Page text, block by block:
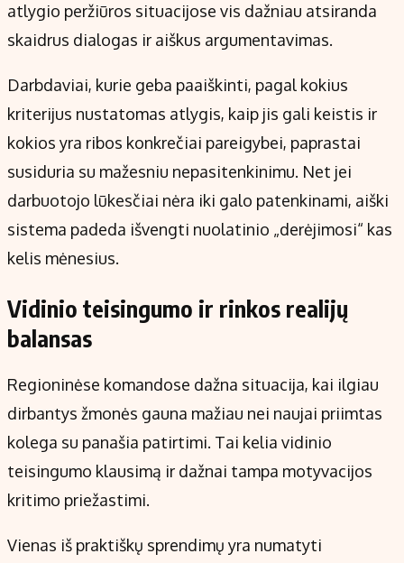
atlygio peržiūros situacijose vis dažniau atsiranda
skaidrus dialogas ir aiškus argumentavimas.
Darbdaviai, kurie geba paaiškinti, pagal kokius
kriterijus nustatomas atlygis, kaip jis gali keistis ir
kokios yra ribos konkrečiai pareigybei, paprastai
susiduria su mažesniu nepasitenkinimu. Net jei
darbuotojo lūkesčiai nėra iki galo patenkinami, aiški
sistema padeda išvengti nuolatinio „derėjimosi“ kas
kelis mėnesius.
Vidinio teisingumo ir rinkos realijų
balansas
Regioninėse komandose dažna situacija, kai ilgiau
dirbantys žmonės gauna mažiau nei naujai priimtas
kolega su panašia patirtimi. Tai kelia vidinio
teisingumo klausimą ir dažnai tampa motyvacijos
kritimo priežastimi.
Vienas iš praktiškų sprendimų yra numatyti